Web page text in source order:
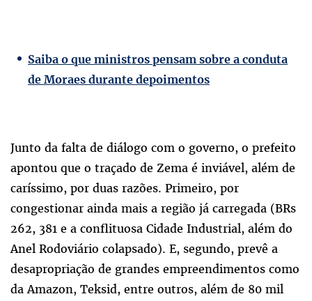
Saiba o que ministros pensam sobre a conduta
de Moraes durante depoimentos
Junto da falta de diálogo com o governo, o prefeito
apontou que o traçado de Zema é inviável, além de
caríssimo, por duas razões. Primeiro, por
congestionar ainda mais a região já carregada (BRs
262, 381 e a conflituosa Cidade Industrial, além do
Anel Rodoviário colapsado). E, segundo, prevê a
desapropriação de grandes empreendimentos como
da Amazon, Teksid, entre outros, além de 80 mil